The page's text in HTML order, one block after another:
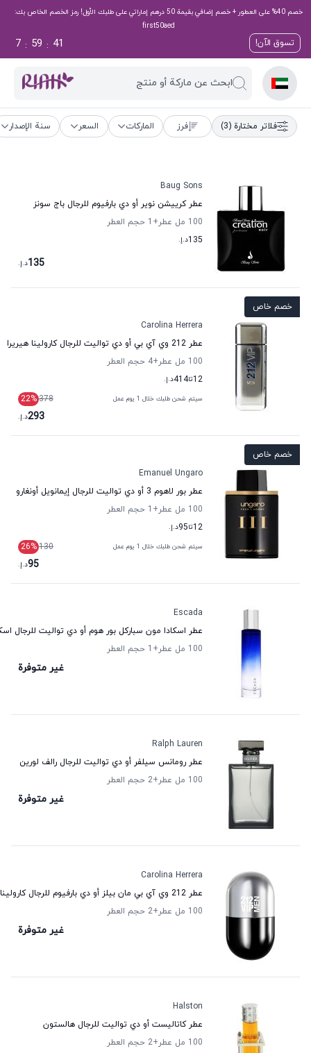
خصم 40% على العطور + خصم إضافي بقيمة 50 درهم إماراتي على طلبك الأول! رمز الخصم الخاص بك:
first50aed
تسوق الآن! 41
:
59
:
7
ابحث عن ماركة أو منتج
فلاتر مختارة (3) فرز الماركات السعر سنة الإصدار
Baug Sons
عطر كرييشن نوير أو دي بارفيوم للرجال باج سونز
100 مل عطر
+1
حجم العطر
135د.إ.
135د.إ.
خصم خاص
Carolina Herrera
عطر 212 وي آي بي أو دي تواليت للرجال كارولينا هيريرا
100 مل عطر
+4
حجم العطر
12تا414د.إ.
سيتم شحن طلبك خلال 1 يوم عمل 378
22%
293د.إ.
خصم خاص
Emanuel Ungaro
عطر بور لاهوم 3 أو دي تواليت للرجال إيمانويل أونغارو
100 مل عطر
+1
حجم العطر
12تا95د.إ.
سيتم شحن طلبك خلال 1 يوم عمل 130
26%
95د.إ.
Escada
عطر اسكادا مون سباركل بور هوم أو دي تواليت للرجال
100 مل عطر
+1 حجم العطر
غير متوفرة
Ralph Lauren
عطر رومانس سيلفر أو دي تواليت للرجال رالف لورين
100 مل عطر
+2 حجم العطر
غير متوفرة
Carolina Herrera
عطر 212 وي آي بي مان بيلز أو دي بارفيوم للرجال كارولينا هيريرا
100 مل عطر
+2 حجم العطر
غير متوفرة
Halston
عطر كاتاليست أو دي تواليت للرجال هالستون
100 مل عطر
+2 حجم العطر